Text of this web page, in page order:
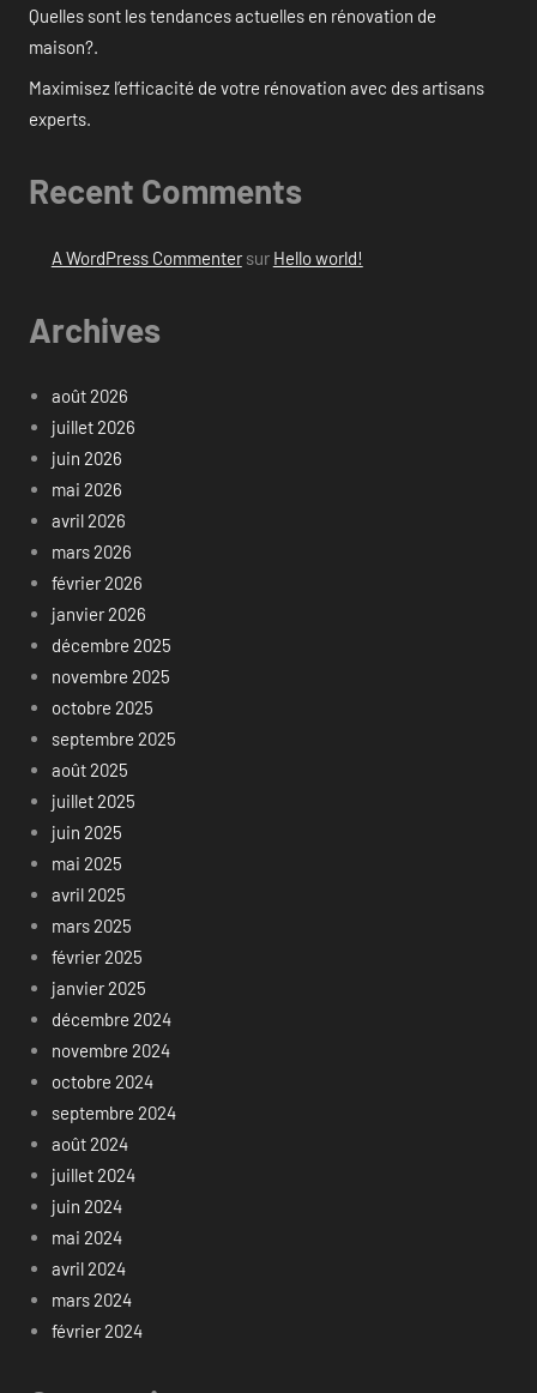
Quelles sont les tendances actuelles en rénovation de
maison?.
Maximisez l’efficacité de votre rénovation avec des artisans
experts.
Recent Comments
A WordPress Commentersur Hello world!
Archives
août 2026
juillet 2026
juin 2026
mai 2026
avril 2026
mars 2026
février 2026
janvier 2026
décembre 2025
novembre 2025
octobre 2025
septembre 2025
août 2025
juillet 2025
juin 2025
mai 2025
avril 2025
mars 2025
février 2025
janvier 2025
décembre 2024
novembre 2024
octobre 2024
septembre 2024
août 2024
juillet 2024
juin 2024
mai 2024
avril 2024
mars 2024
février 2024